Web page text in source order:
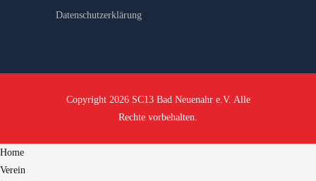
Datenschutzerklärung
Copyright 2026 SC13 Bad Neuenahr e.V. Alle
Rechte vorbehalten.
Home
Verein